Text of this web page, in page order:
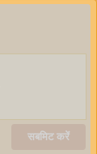
सबमिट करें